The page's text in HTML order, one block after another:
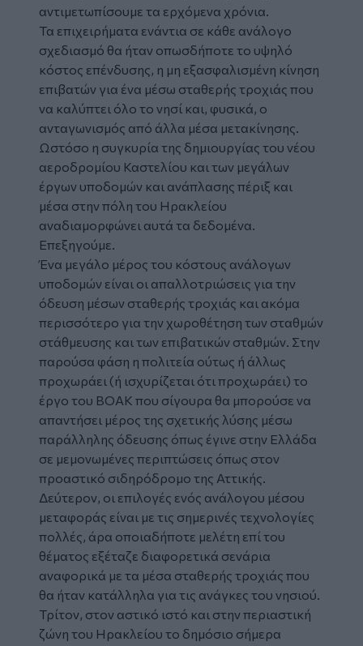
αντιμετωπίσουμε τα ερχόμενα χρόνια.
Τα επιχειρήματα ενάντια σε κάθε ανάλογο
σχεδιασμό θα ήταν οπωσδήποτε το υψηλό
κόστος επένδυσης, η μη εξασφαλισμένη κίνηση
επιβατών για ένα μέσω σταθερής τροχιάς που
να καλύπτει όλο το νησί και, φυσικά, ο
ανταγωνισμός από άλλα μέσα μετακίνησης.
Ωστόσο η συγκυρία της δημιουργίας του νέου
αεροδρομίου Καστελίου και των μεγάλων
έργων υποδομών και ανάπλασης πέριξ και
μέσα στην πόλη του Ηρακλείου
αναδιαμορφώνει αυτά τα δεδομένα.
Επεξηγούμε.
Ένα μεγάλο μέρος του κόστους ανάλογων
υποδομών είναι οι απαλλοτριώσεις για την
όδευση μέσων σταθερής τροχιάς και ακόμα
περισσότερο για την χωροθέτηση των σταθμών
στάθμευσης και των επιβατικών σταθμών. Στην
παρούσα φάση η πολιτεία ούτως ή άλλως
προχωράει (ή ισχυρίζεται ότι προχωράει) το
έργο του ΒΟΑΚ που σίγουρα θα μπορούσε να
απαντήσει μέρος της σχετικής λύσης μέσω
παράλληλης όδευσης όπως έγινε στην Ελλάδα
σε μεμονωμένες περιπτώσεις όπως στον
προαστικό σιδηρόδρομο της Αττικής.
Δεύτερον, οι επιλογές ενός ανάλογου μέσου
μεταφοράς είναι με τις σημερινές τεχνολογίες
πολλές, άρα οποιαδήποτε μελέτη επί του
θέματος εξέταζε διαφορετικά σενάρια
αναφορικά με τα μέσα σταθερής τροχιάς που
θα ήταν κατάλληλα για τις ανάγκες του νησιού.
Τρίτον, στον αστικό ιστό και στην περιαστική
ζώνη του Ηρακλείου το δημόσιο σήμερα